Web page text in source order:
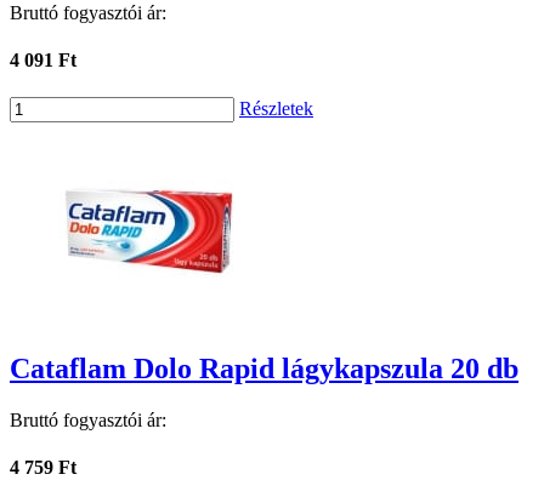
Bruttó fogyasztói ár:
4 091 Ft
Részletek
Cataflam Dolo Rapid lágykapszula 20 db
Bruttó fogyasztói ár:
4 759 Ft